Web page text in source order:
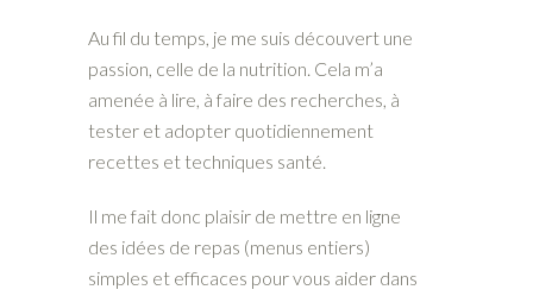
Au fil du temps, je me suis découvert une
passion, celle de la nutrition. Cela m’a
amenée à lire, à faire des recherches, à
tester et adopter quotidiennement
recettes et techniques santé.
Il me fait donc plaisir de mettre en ligne
des idées de repas (menus entiers)
simples et efficaces pour vous aider dans